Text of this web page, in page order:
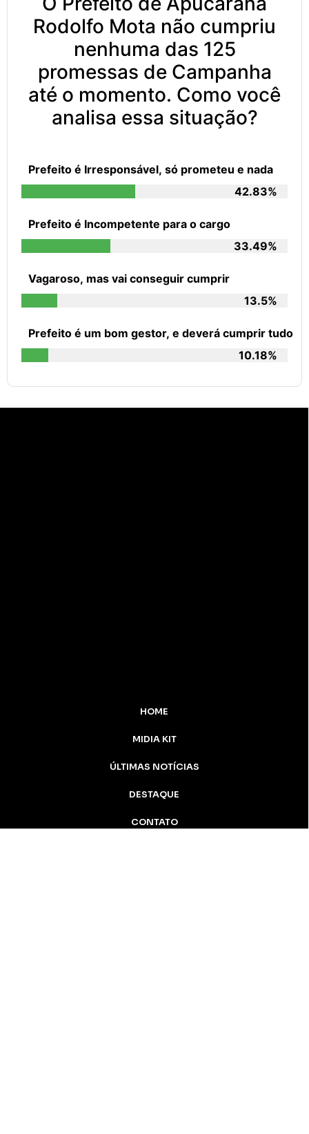
Rodolfo Mota não cumpriu
nenhuma das 125
promessas de Campanha
até o momento. Como você
analisa essa situação?
Prefeito é Irresponsável, só prometeu e nada
42.83%
Prefeito é Incompetente para o cargo
33.49%
Vagaroso, mas vai conseguir cumprir
13.5%
Prefeito é um bom gestor, e deverá cumprir tudo
10.18%
HOME
MIDIA KIT
ÚLTIMAS NOTÍCIAS
DESTAQUE
CONTATO